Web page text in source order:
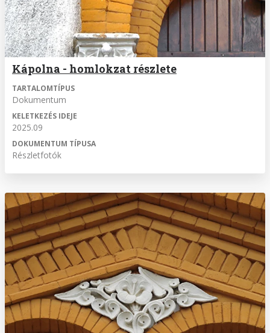
Kápolna - homlokzat részlete
TARTALOMTÍPUS
Dokumentum
KELETKEZÉS IDEJE
2025.09
DOKUMENTUM TÍPUSA
Részletfotók